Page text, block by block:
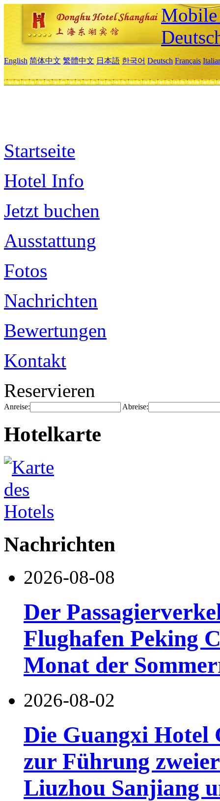
English 简体中文 繁體中文 日本語 한국어 Deutsch Français
Startseite
Hotel Info
Jetzt buchen
Ausstattung
Fotos
Nachrichten
Bewertungen
Kontakt
Reservieren
Anreise: Abreise:
Hotelkarte
Nachrichten
2026-08-08
Der
Flughafen Peking
Monat der
2026-08-02
Die Guangxi Hotel
zur Führung
Liuzhou Sanjiang